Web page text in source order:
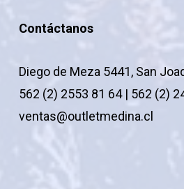
Contáctanos
Diego de Meza 5441, San
562 (2) 2553 81 64 | 562 (2)
ventas@outletmedina.cl